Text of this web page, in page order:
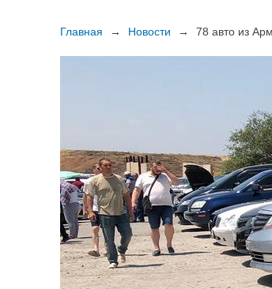
Главная → Новости → 78 авто из